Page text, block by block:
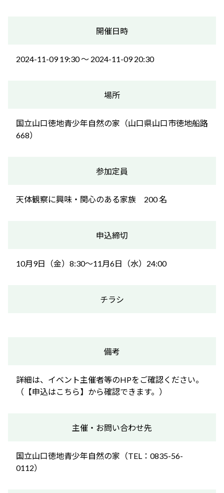
開催日時
2024-11-09 19:30 〜 2024-11-09 20:30
場所
国立山口徳地青少年自然の家（山口県山口市徳地船路
668）
参加定員
天体観察に興味・関心のある家族 200 名
申込締切
10月9日（金）8:30～11月6日（水）24:00
チラシ
備考
詳細は、イベント主催者等のHPをご確認ください。
（【申込はこちら】から確認できます。）
主催・お問い合わせ先
国立山口徳地青少年自然の家（TEL：0835-56-
0112）